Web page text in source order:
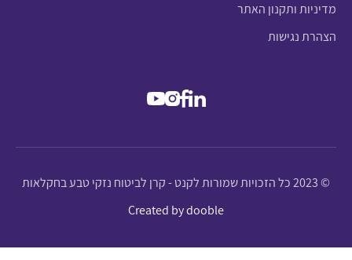
מדיניות ותקנון האתר
הצהרת נגישות
© 2023 כל הזכויות שמורות לקנט - קרן לביטוח נזקי טבע בחקלאות
Created by dooble